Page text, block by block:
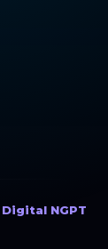
Digital NGPT